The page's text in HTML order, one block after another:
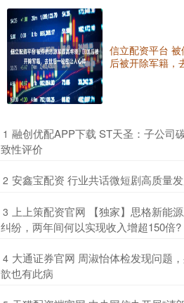
信立配资平台
后被开除军籍，
1 融创优配APP下载 ST天圣：子公司
致性评价
2 安鑫宝配资 行业共话微短剧高质量
3 上上策配资官网 【独家】思格新能
纠纷，两年间何以实现收入增超150倍?
4 大通证券官网 周淑怡体检发现问题
歆也有此病